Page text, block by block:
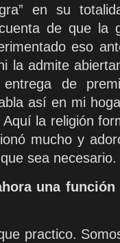
en su
de que la
eso
la admite
de
así en mi
la religión
mucho y
sea necesario.
una
practico.